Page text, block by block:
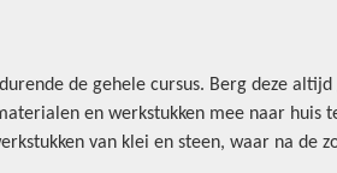
de gehele cursus. Berg deze
en werkstukken mee naar huis
van klei en steen, waar na de